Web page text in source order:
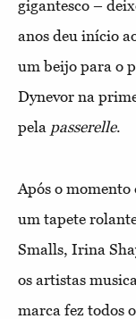
gigantesco –
anos deu início
um beijo para o
Dynevor na
pela passerelle.
Após o
um tapete
Smalls, Irina
os artistas
marca fez todos